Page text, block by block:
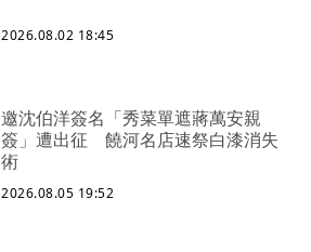
2026.08.02 18:45
邀沈伯洋簽名「秀菜單遮蔣萬安親
簽」遭出征 饒河名店速祭白漆消失
術
2026.08.05 19:52